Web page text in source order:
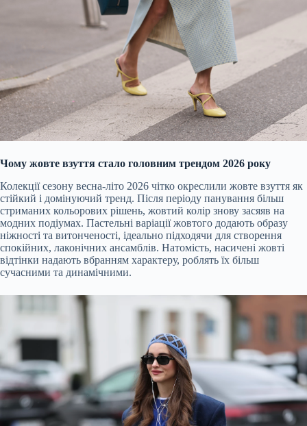
Чому жовте взуття стало головним трендом 2026 року
Колекції сезону весна-літо 2026 чітко окреслили жовте взуття як
стійкий і домінуючий тренд. Після періоду панування більш
стриманих кольорових рішень, жовтий колір знову засяяв на
модних подіумах. Пастельні варіації жовтого додають образу
ніжності та витонченості, ідеально підходячи для створення
спокійних, лаконічних ансамблів. Натомість, насичені жовті
відтінки надають вбранням характеру, роблять їх більш
сучасними та динамічними.